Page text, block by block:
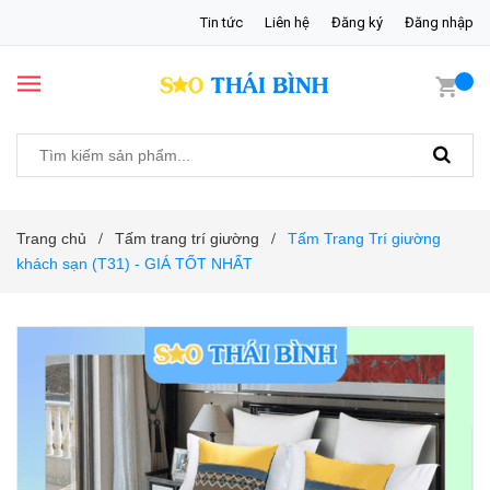
Tin tức Liên hệ Đăng ký Đăng nhập
Trang chủ / Tấm trang trí giường /
Tấm Trang Trí giường
khách sạn (T31) - GIÁ TỐT NHẤT